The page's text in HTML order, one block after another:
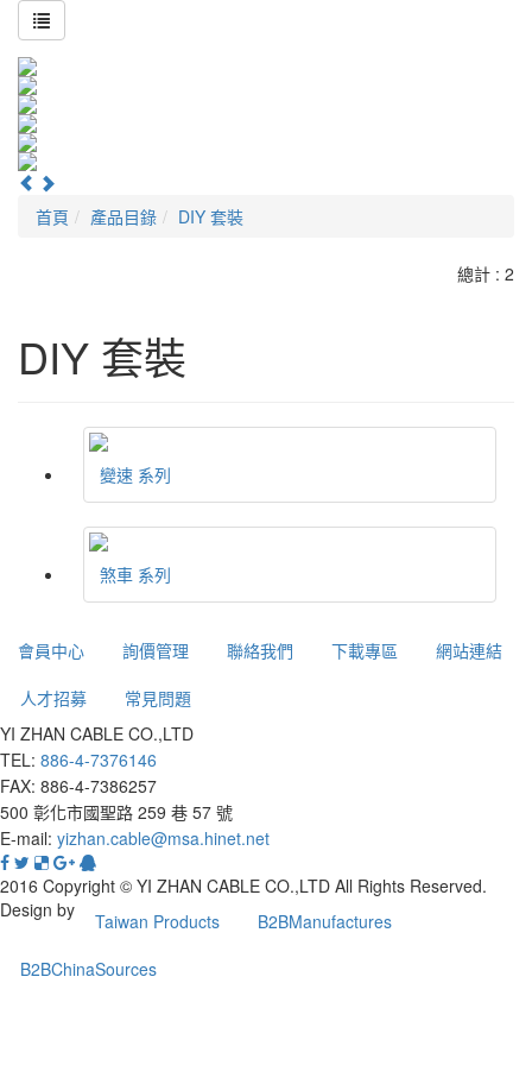
首頁 產品目錄 DIY 套裝
總計 : 2
DIY 套裝
變速 系列
煞車 系列
會員中心 詢價管理 聯絡我們 下載專區
網站連結
人才招募
常見問題
YI ZHAN CABLE CO.,LTD
TEL: 886-4-7376146
FAX: 886-4-7386257
500 彰化市國聖路 259 巷 57 號
E-mail: yizhan.cable@msa.hinet.net
2016 Copyright © YI ZHAN CABLE CO.,LTD All Rights Reserved.
Design by
Taiwan Products
B2BManufactures
B2BChinaSources